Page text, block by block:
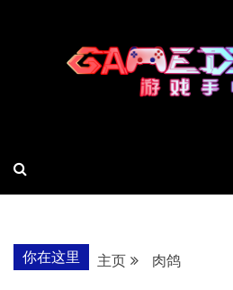
你在这里 主页 肉鸽